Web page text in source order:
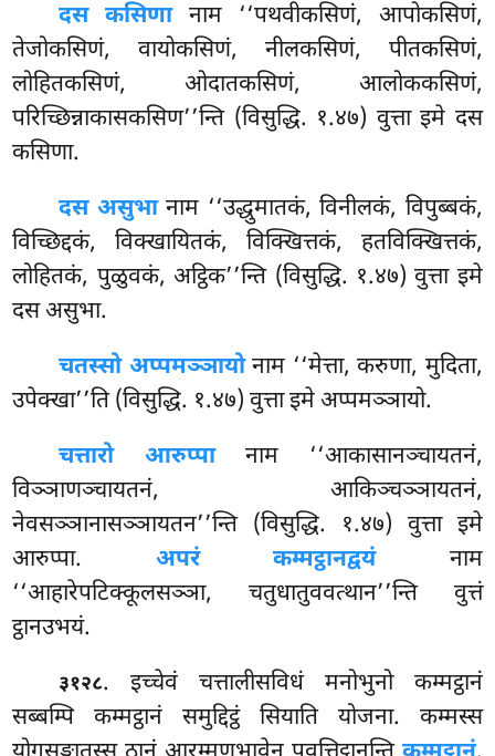
दस कसिणानाम ‘‘पथवीकसिणं, आपोकसिणं,
तेजोकसिणं, वायोकसिणं, नीलकसिणं, पीतकसिणं,
लोहितकसिणं, ओदातकसिणं, आलोककसिणं,
परिच्छिन्नाकासकसिण’’न्ति (विसुद्धि. १.४७) वुत्ता इमे दस
कसिणा.
दस असुभानाम ‘‘उद्धुमातकं, विनीलकं, विपुब्बकं,
विच्छिद्दकं, विक्खायितकं, विक्खित्तकं, हतविक्खित्तकं,
लोहितकं, पुळुवकं, अट्ठिक’’न्ति (विसुद्धि. १.४७) वुत्ता इमे
दस असुभा.
चतस्सो अप्पमञ्ञायोनाम ‘‘मेत्ता, करुणा, मुदिता,
उपेक्खा’’ति (विसुद्धि. १.४७) वुत्ता इमे अप्पमञ्ञायो.
चत्तारो आरुप्पानाम ‘‘आकासानञ्चायतनं,
विञ्ञाणञ्चायतनं, आकिञ्चञ्ञायतनं,
नेवसञ्ञानासञ्ञायतन’’न्ति (विसुद्धि. १.४७) वुत्ता इमे
आरुप्पा. अपरं कम्मट्ठानद्वयंनाम
‘‘आहारेपटिक्कूलसञ्ञा, चतुधातुववत्थान’’न्ति वुत्तं
ट्ठानउभयं.
३१२८. इच्चेवं चत्तालीसविधं मनोभुनो कम्मट्ठानं
सब्बम्पि कम्मट्ठानं समुद्दिट्ठं सियाति योजना. कम्मस्स